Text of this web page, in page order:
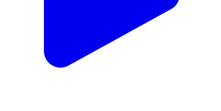
কাশীপুর: বিজেপি শাসিত রাজ্য মহারাষ্ট্রে পুরুলিয়ার ছেলে সুখেন মাহাত
খুনের প্রতিবাদে কাশীপুরে ধিক্কার মিছিল